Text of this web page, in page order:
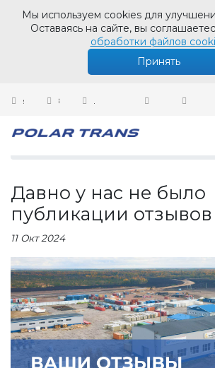
Мы используем cookies для
Оставаясь на сайте, вы
обработки файлов
Принять
sales@polartrans.ru
8 800 100 87 64
Личный кабинет
Новости
Давно у нас не было
публикации отзывов
11 Окт 2024